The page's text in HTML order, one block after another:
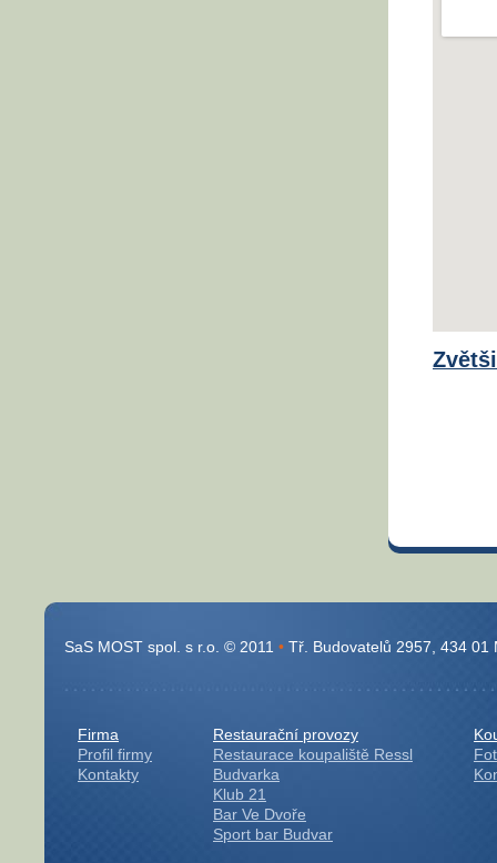
SaS MOST spol. s r.o. © 2011 • Tř. Budovatelů 2957, 434 01
Firma
Profil firmy
Kontakty
Restaurační provozy
Restaurace koupaliště Ressl
Budvarka
Klub 21
Bar Ve Dvoře
Sport bar Budvar